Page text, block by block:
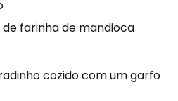
farinha de mandioca
cozido com um garfo